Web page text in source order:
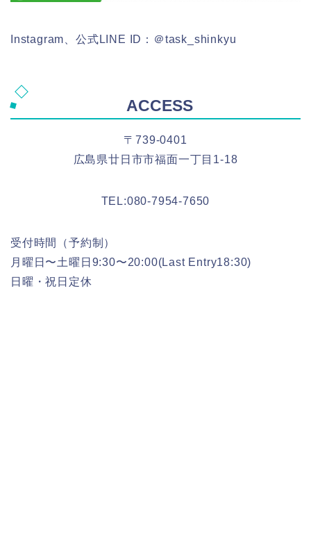
Instagram、公式LINE ID：＠task_shinkyu
ACCESS
〒739-0401
広島県廿日市市福面一丁目1-18
TEL:080-7954-7650
受付時間（予約制）
月曜日〜土曜日9:30〜20:00(Last Entry18:30)
日曜・祝日定休